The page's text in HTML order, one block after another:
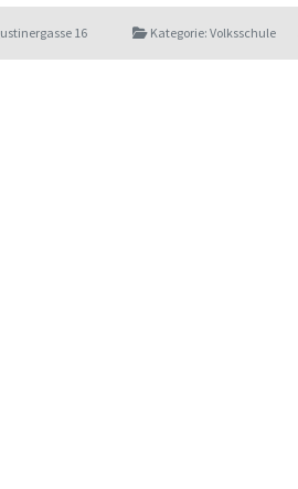
16 Kategorie: Volksschule